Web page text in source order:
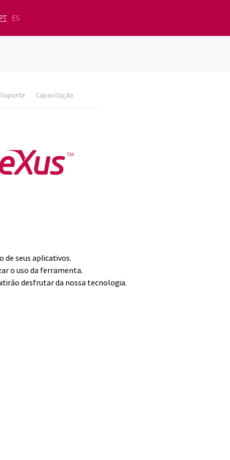
ES
Suporte Capacitação
de seus aplicativos.
o uso da ferramenta.
desfrutar da nossa tecnologia.